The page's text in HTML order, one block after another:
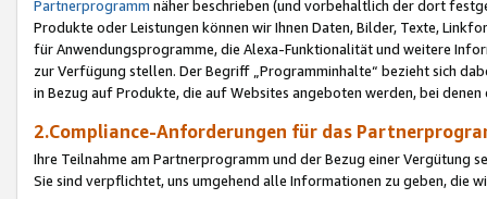
Partnerprogramm näher beschrieben (und vorbehaltlich der dort
Produkte oder Leistungen können wir Ihnen Daten, Bilder, Texte,
für Anwendungsprogramme, die Alexa-Funktionalität und weitere
zur Verfügung stellen. Der Begriff „Programminhalte“ bezieht sich
in Bezug auf Produkte, die auf Websites angeboten werden, bei
2.Compliance-Anforderungen für das
Ihre Teilnahme am Partnerprogramm und der Bezug einer Vergütung
Sie sind verpflichtet, uns umgehend alle Informationen zu geben, die